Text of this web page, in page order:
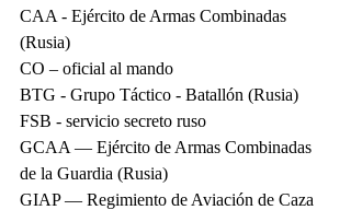
CAA - Ejército de Armas Combinadas
(Rusia)
CO – oficial al mando
BTG - Grupo Táctico - Batallón (Rusia)
FSB - servicio secreto ruso
GCAA — Ejército de Armas Combinadas
de la Guardia (Rusia)
GIAP — Regimiento de Aviación de Caza